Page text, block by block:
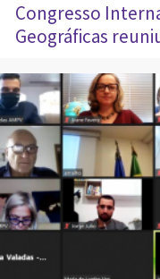
Congresso
Geográficas